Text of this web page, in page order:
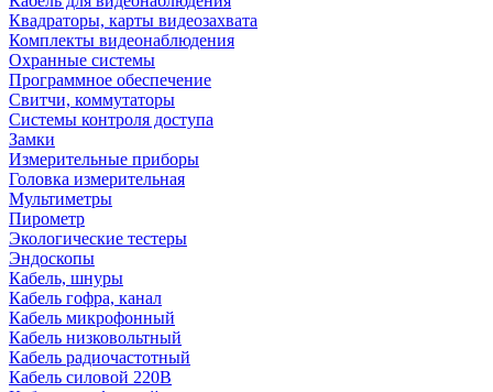
Квадраторы, карты видеозахвата
Комплекты видеонаблюдения
Охранные системы
Программное обеспечение
Свитчи, коммутаторы
Системы контроля доступа
Замки
Измерительные приборы
Головка измерительная
Мультиметры
Пирометр
Экологические тестеры
Эндоскопы
Кабель, шнуры
Кабель гофра, канал
Кабель микрофонный
Кабель низковольтный
Кабель радиочастотный
Кабель силовой 220В